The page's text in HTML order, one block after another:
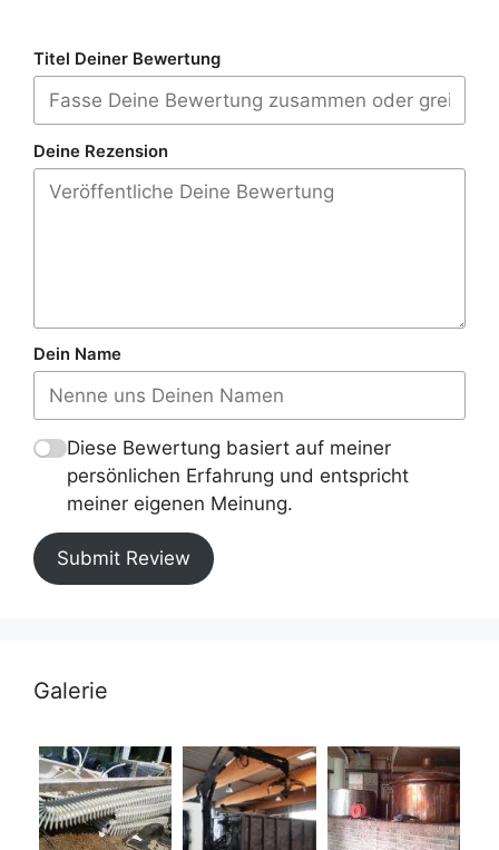
Titel Deiner Bewertung
Deine Rezension
Dein Name
Diese Bewertung basiert auf meiner
persönlichen Erfahrung und entspricht
meiner eigenen Meinung.
Submit Review
Galerie